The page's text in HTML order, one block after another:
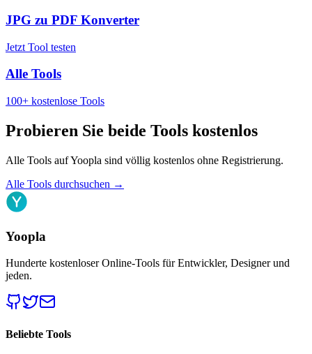
JPG zu PDF Konverter
Jetzt Tool testen
Alle Tools
100+ kostenlose Tools
Probieren Sie beide Tools kostenlos
Alle Tools auf Yoopla sind völlig kostenlos ohne Registrierung.
Alle Tools durchsuchen →
Yoopla
Hunderte kostenloser Online-Tools für Entwickler, Designer und
jeden.
Beliebte Tools